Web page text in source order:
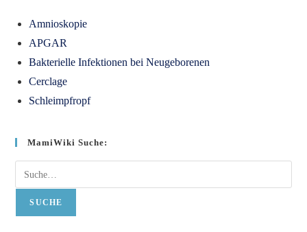
Amnioskopie
APGAR
Bakterielle Infektionen bei Neugeborenen
Cerclage
Schleimpfropf
MamiWiki Suche:
Suche
SUCHE